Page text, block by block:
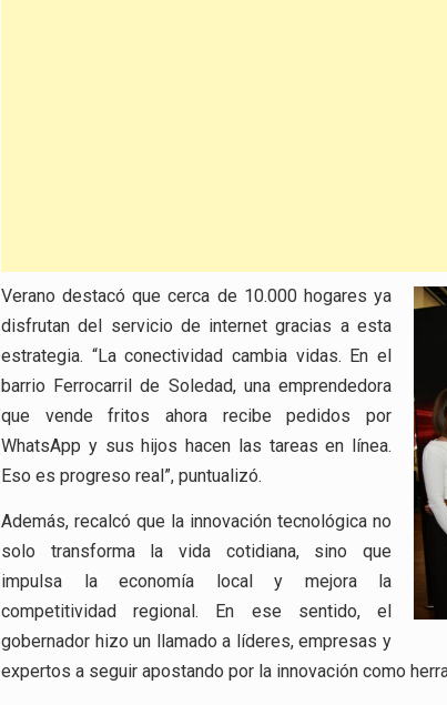
Verano destacó que cerca de 10.000 hogares ya
disfrutan del servicio de internet gracias a esta
estrategia. “La conectividad cambia vidas. En el
barrio Ferrocarril de Soledad, una emprendedora
que vende fritos ahora recibe pedidos por
WhatsApp y sus hijos hacen las tareas en línea.
Eso es progreso real”, puntualizó.
Además, recalcó que la innovación tecnológica no
solo transforma la vida cotidiana, sino que
impulsa la economía local y mejora la
competitividad regional. En ese sentido, el
gobernador hizo un llamado a líderes, empresas y
expertos a seguir apostando por la innovación como